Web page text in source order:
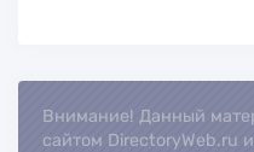
Внимание! Данный
сайтом DirectoryWeb.ru